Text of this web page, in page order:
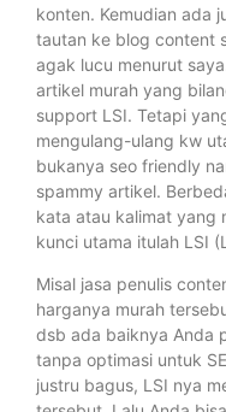
konten. Kemudian ada
tautan ke blog content
agak lucu menurut
artikel murah yang
support LSI. Tetapi
mengulang-ulang kw
bukanya seo friendly
spammy artikel.
kata atau kalimat yang
kunci utama itulah LSI
Misal jasa penulis
harganya murah
dsb ada baiknya Anda
tanpa optimasi untuk
justru bagus, LSI nya